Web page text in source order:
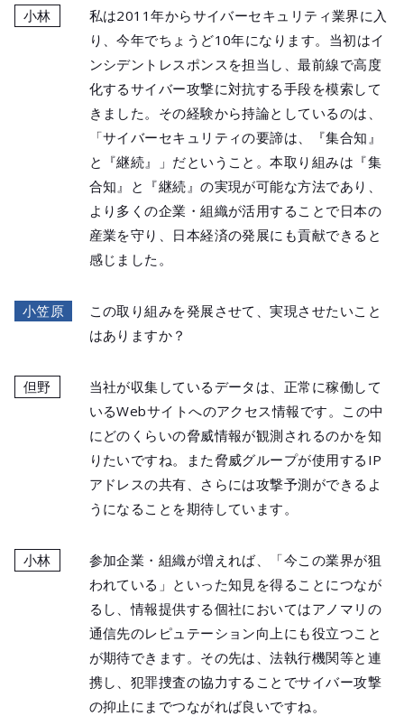
小林
私は2011年からサイバーセキュリティ業界に入
り、今年でちょうど10年になります。当初はイ
ンシデントレスポンスを担当し、最前線で高度
化するサイバー攻撃に対抗する手段を模索して
きました。その経験から持論としているのは、
「サイバーセキュリティの要諦は、『集合知』
と『継続』」だということ。本取り組みは『集
合知』と『継続』の実現が可能な方法であり、
より多くの企業・組織が活用することで日本の
産業を守り、日本経済の発展にも貢献できると
感じました。
小笠原
この取り組みを発展させて、実現させたいこと
はありますか？
但野
当社が収集しているデータは、正常に稼働して
いるWebサイトへのアクセス情報です。この中
にどのくらいの脅威情報が観測されるのかを知
りたいですね。また脅威グループが使用するIP
アドレスの共有、さらには攻撃予測ができるよ
うになることを期待しています。
小林
参加企業・組織が増えれば、「今この業界が狙
われている」といった知見を得ることにつなが
るし、情報提供する個社においてはアノマリの
通信先のレピュテーション向上にも役立つこと
が期待できます。その先は、法執行機関等と連
携し、犯罪捜査の協力することでサイバー攻撃
の抑止にまでつながれば良いですね。